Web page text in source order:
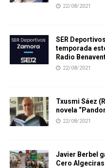
22/08/2021
SER
temporada
Radio
22/08/2021
Txusmi Sáez
novela
22/08/2021
Javier Berbel
Cero